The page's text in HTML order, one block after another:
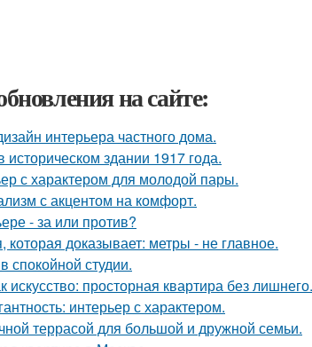
на сайте:
интерьера частного дома.
историческом здании 1917 года.
с характером для молодой пары.
с акцентом на комфорт.
- за или против?
которая доказывает: метры - не главное.
спокойной студии.
искусство: просторная квартира без лишнего.
интерьер с характером.
террасой для большой и дружной семьи.